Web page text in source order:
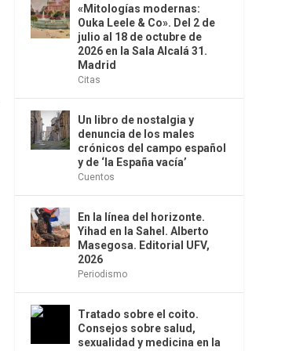
«Mitologías modernas:
Ouka Leele & Co». Del 2 de
julio al 18 de octubre de
2026 en la Sala Alcalá 31.
Madrid
Citas
Un libro de nostalgia y
denuncia de los males
crónicos del campo español
y de ‘la España vacía’
Cuentos
En la línea del horizonte.
Yihad en la Sahel. Alberto
Masegosa. Editorial UFV,
2026
Periodismo
Tratado sobre el coito.
Consejos sobre salud,
sexualidad y medicina en la